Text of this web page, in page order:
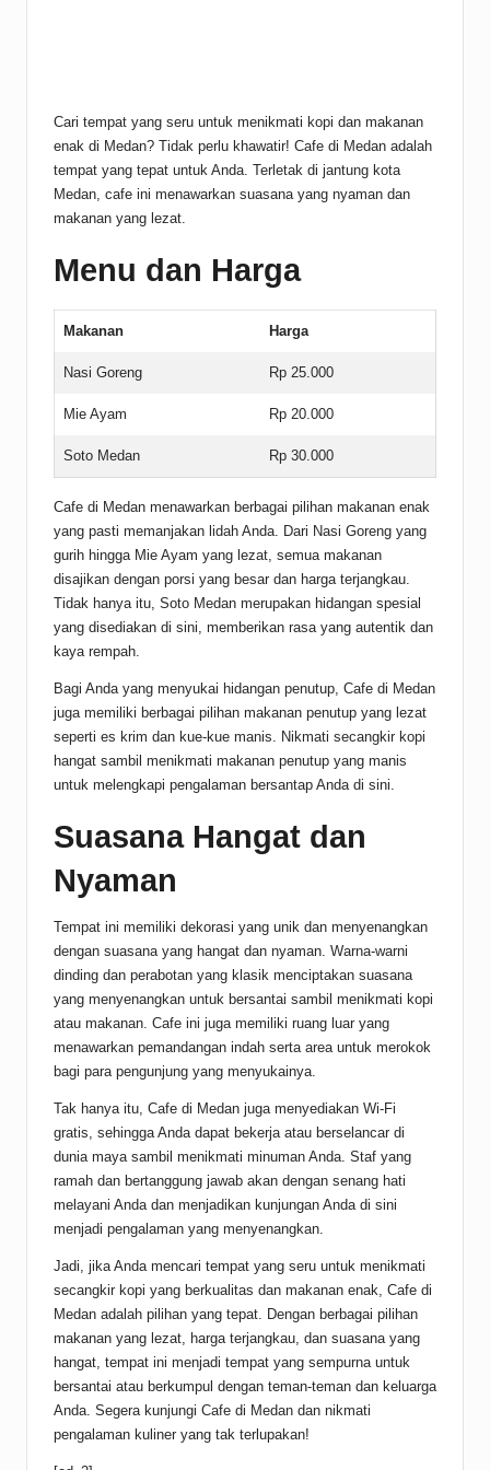
Cari tempat yang seru untuk menikmati kopi dan makanan
enak di Medan? Tidak perlu khawatir! Cafe di Medan adalah
tempat yang tepat untuk Anda. Terletak di jantung kota
Medan, cafe ini menawarkan suasana yang nyaman dan
makanan yang lezat.
Menu dan Harga
Makanan Harga
Nasi Goreng Rp 25.000
Mie Ayam Rp 20.000
Soto Medan Rp 30.000
Cafe di Medan menawarkan berbagai pilihan makanan enak
yang pasti memanjakan lidah Anda. Dari Nasi Goreng yang
gurih hingga Mie Ayam yang lezat, semua makanan
disajikan dengan porsi yang besar dan harga terjangkau.
Tidak hanya itu, Soto Medan merupakan hidangan spesial
yang disediakan di sini, memberikan rasa yang autentik dan
kaya rempah.
Bagi Anda yang menyukai hidangan penutup, Cafe di Medan
juga memiliki berbagai pilihan makanan penutup yang lezat
seperti es krim dan kue-kue manis. Nikmati secangkir kopi
hangat sambil menikmati makanan penutup yang manis
untuk melengkapi pengalaman bersantap Anda di sini.
Suasana Hangat dan
Nyaman
Tempat ini memiliki dekorasi yang unik dan menyenangkan
dengan suasana yang hangat dan nyaman. Warna-warni
dinding dan perabotan yang klasik menciptakan suasana
yang menyenangkan untuk bersantai sambil menikmati kopi
atau makanan. Cafe ini juga memiliki ruang luar yang
menawarkan pemandangan indah serta area untuk merokok
bagi para pengunjung yang menyukainya.
Tak hanya itu, Cafe di Medan juga menyediakan Wi-Fi
gratis, sehingga Anda dapat bekerja atau berselancar di
dunia maya sambil menikmati minuman Anda. Staf yang
ramah dan bertanggung jawab akan dengan senang hati
melayani Anda dan menjadikan kunjungan Anda di sini
menjadi pengalaman yang menyenangkan.
Jadi, jika Anda mencari tempat yang seru untuk menikmati
secangkir kopi yang berkualitas dan makanan enak, Cafe di
Medan adalah pilihan yang tepat. Dengan berbagai pilihan
makanan yang lezat, harga terjangkau, dan suasana yang
hangat, tempat ini menjadi tempat yang sempurna untuk
bersantai atau berkumpul dengan teman-teman dan keluarga
Anda. Segera kunjungi Cafe di Medan dan nikmati
pengalaman kuliner yang tak terlupakan!